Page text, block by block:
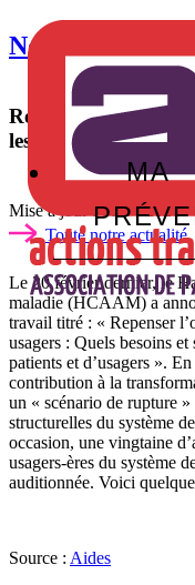
MA
Notre actualité
Repenser
les usagers-ères
Mise à jour : 06/04/2026
Toute notre actualité
Le 20 février dernier, le
maladie (HCAAM) a
travail titré : « Repenser
usagers : Quels besoins
patients et d’usagers ».
contribution à la
un « scénario de rupture
structurelles du système
occasion, une vingtaine
usagers-ères du système
auditionnée. Voici
Source : Aides